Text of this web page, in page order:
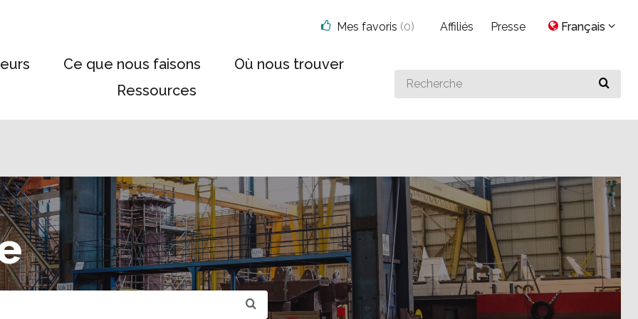
Ce que nous faisons
Où nous trouver
Ressources
Search
for
Mes favoris (0) Affiliés Presse Français